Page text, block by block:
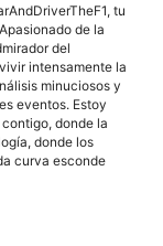
tu
de la
del
intensamente la
minuciosos y
eventos. Estoy
donde la
donde los
curva esconde